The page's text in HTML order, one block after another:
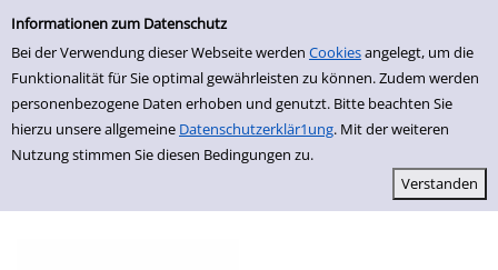
Einfache Suche
Informationen zum Datenschutz
Bei der Verwendung dieser Webseite werden Cookiesangelegt, um die
Funktionalität für Sie optimal gewährleisten zu können. Zudem werden
personenbezogene Daten erhoben und genutzt. Bitte beachten Sie
hierzu unsere allgemeine Datenschutzerklär1ung. Mit der weiteren
Nutzung stimmen Sie diesen Bedingungen zu.
zur Navigation springen
zum Inhalt springen
Zur Detailanzeige springen